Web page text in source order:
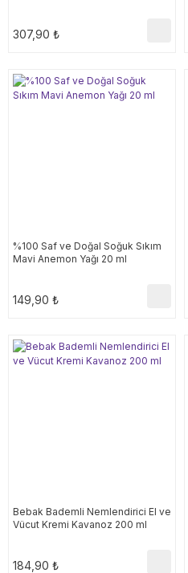
307,90 ₺
%100 Saf ve Doğal Soğuk Sıkım
Mavi Anemon Yağı 20 ml
149,90 ₺
Bebak Bademli Nemlendirici El ve
Vücut Kremi Kavanoz 200 ml
184,90 ₺